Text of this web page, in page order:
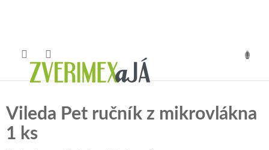
Vileda Pet ručník z mikrovlákna
1 ks